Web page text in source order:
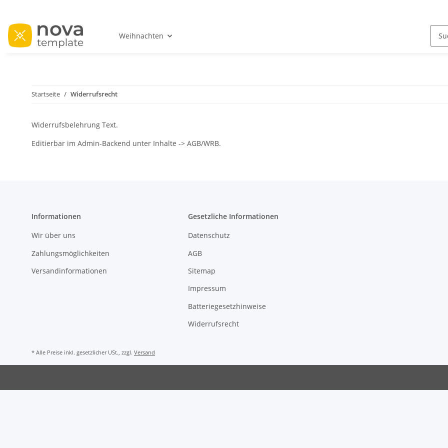
Weihnachten
Startseite Widerrufsrecht
Widerrufsbelehrung Text.
Editierbar im Admin-Backend unter Inhalte -> AGB/WRB.
Informationen
Wir über uns
Zahlungsmöglichkeiten
Versandinformationen
Gesetzliche Informationen
Datenschutz
AGB
Sitemap
Impressum
Batteriegesetzhinweise
Widerrufsrecht
* Alle Preise inkl. gesetzlicher USt., zzgl. Versand